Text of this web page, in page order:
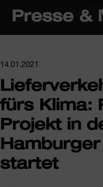
Presse &
14.01.2021
fürs Klima:
Projekt in
startet